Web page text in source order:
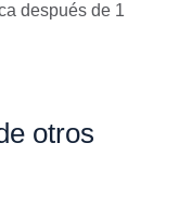
después de 1
otros